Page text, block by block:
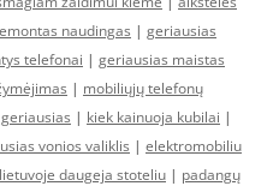
naudingas | geriausias
telefonai | geriausias maistas
| mobiliųjų telefonų
| kiek kainuoja kubilai |
vonios valiklis | elektromobiliu
lietuvoje daugeja stoteliu | padangų